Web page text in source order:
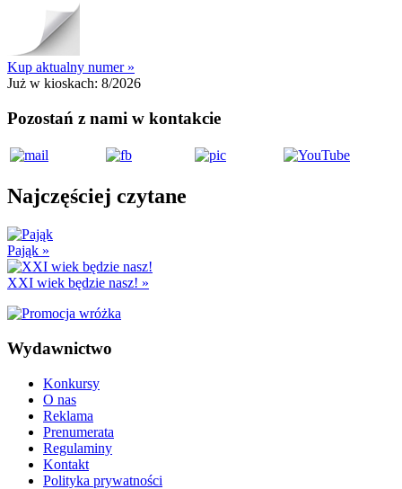
Kup aktualny numer »
Już w kioskach: 8/2026
Pozostań z nami w kontakcie
Najczęściej czytane
Pająk »
XXI wiek będzie nasz! »
Wydawnictwo
Konkursy
O nas
Reklama
Prenumerata
Regulaminy
Kontakt
Polityka prywatności